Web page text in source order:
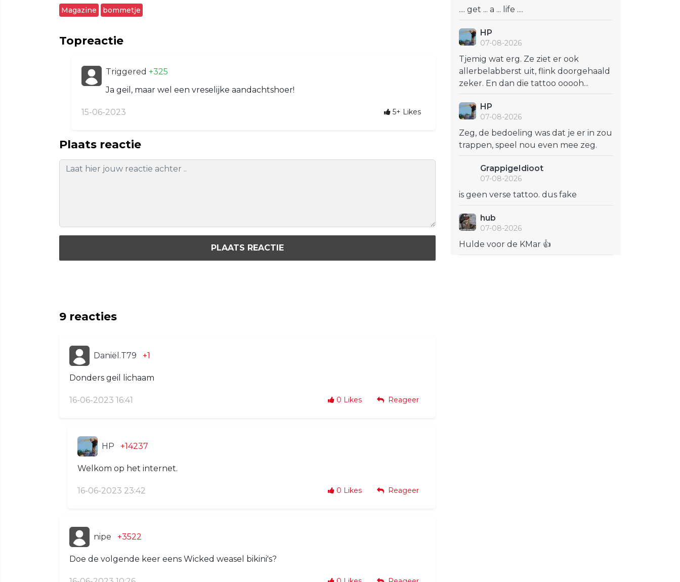
Magazine bommetje
Topreactie
Triggered +325
Ja geil, maar wel een vreselijke aandachtshoer!
15-06-2023 5+ Likes
Plaats reactie
PLAATS REACTIE
9 reacties
Daniël.T79 +1
Donders geil lichaam
16-06-2023 16:41 0 Likes Reageer
HP +14237
Welkom op het internet.
16-06-2023 23:42 0 Likes Reageer
nipe +3522
Doe de volgende keer eens Wicked weasel bikini's?
.... get ... a ... life ....
HP
07-08-2026
Tjemig wat erg. Ze ziet er ook
allerbelabberst uit, flink doorgehaald
zeker. En dan die tattoo ooooh...
HP
07-08-2026
Zeg, de bedoeling was dat je er in zou
trappen, speel nou even mee zeg.
GrappigeIdioot
07-08-2026
is geen verse tattoo. dus fake
hub
07-08-2026
Hulde voor de KMar 👍